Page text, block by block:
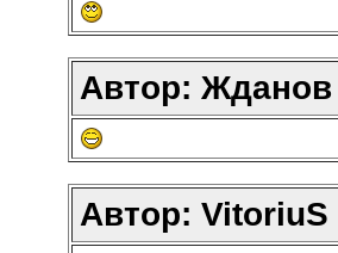
Автор: Жданов
Автор: VitoriuS